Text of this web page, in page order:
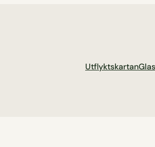
Utflyktskartan